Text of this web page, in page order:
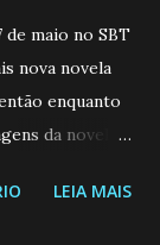
maio no SBT
nova novela
enquanto
da novela?
(CamilaLEIA MAIS